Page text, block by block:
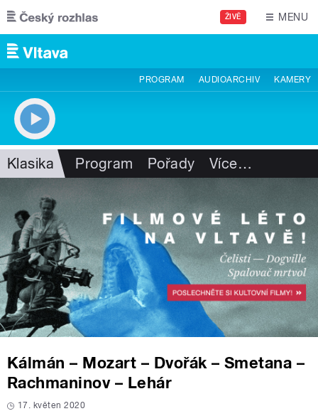
Přejít k hlavnímu obsahu
ŽIVĚ MENU
PROGRAM AUDIOARCHIV KAMERY
Klasika Program Pořady Více…
Kálmán – Mozart – Dvořák – Smetana –
Rachmaninov – Lehár
17. květen 2020